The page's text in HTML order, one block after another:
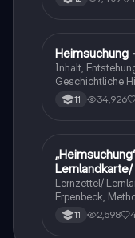
Deutsch
Heimsuchung
Inhalt,
Geschichtliche
stil 11 34,926
Deutsch
Lernzettel/
Erpenbeck,
11 2,598